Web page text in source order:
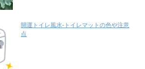
開運トイレ風水-トイレマットの色や注意
点